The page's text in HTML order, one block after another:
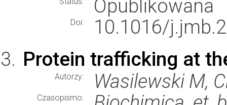
Opublikowana
Doi:
10.1016/
Protein trafficking at
Autorzy: Wasilewski M,
Czasopismo: